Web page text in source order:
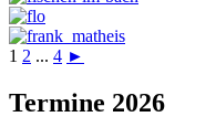
1 2 ... 4 ►
Termine 2026